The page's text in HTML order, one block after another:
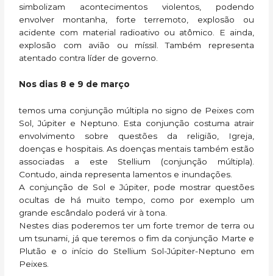
simbolizam acontecimentos violentos, podendo
envolver montanha, forte terremoto, explosão ou
acidente com material radioativo ou atômico. E ainda,
explosão com avião ou míssil. Também representa
atentado contra líder de governo.
Nos dias 8 e 9 de março
temos uma conjunção múltipla no signo de Peixes com
Sol, Júpiter e Neptuno. Esta conjunção costuma atrair
envolvimento sobre questões da religião, Igreja,
doenças e hospitais. As doenças mentais também estão
associadas a este Stellium (conjunção múltipla).
Contudo, ainda representa lamentos e inundações.
A conjunção de Sol e Júpiter, pode mostrar questões
ocultas de há muito tempo, como por exemplo um
grande escândalo poderá vir à tona.
Nestes dias poderemos ter um forte tremor de terra ou
um tsunami, já que teremos o fim da conjunção Marte e
Plutão e o início do Stellium Sol-Júpiter-Neptuno em
Peixes.